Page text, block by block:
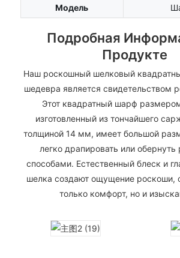
Модель
Подробная
Продукте
Наш роскошный шелковый
шедевра является свидетельством
Этот квадратный шарф
изготовленный из тончайшего
толщиной 14 мм, имеет большой
легко драпировать или
способами. Естественный блеск и
шелка создают ощущение роскоши,
только комфорт, но и